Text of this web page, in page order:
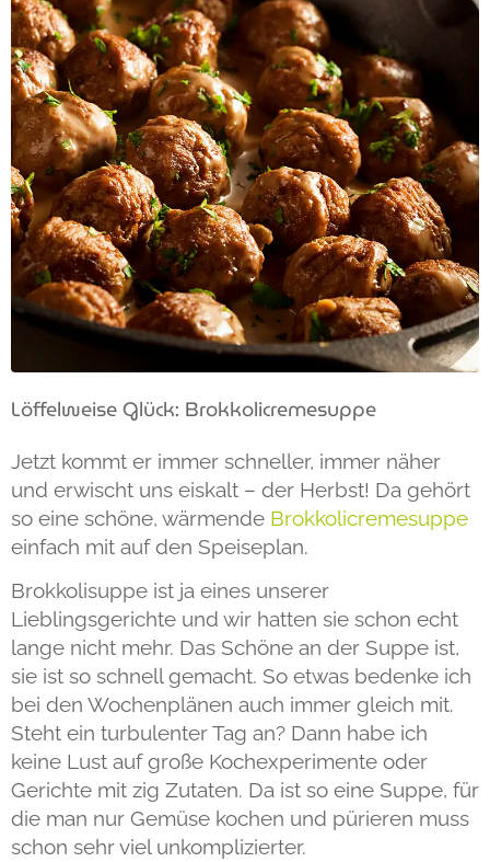
Löffelweise Glück: Brokkolicremesuppe
Jetzt kommt er immer schneller, immer näher
und erwischt uns eiskalt – der Herbst! Da gehört
so eine schöne, wärmende Brokkolicremesuppe
einfach mit auf den Speiseplan.
Brokkolisuppe ist ja eines unserer
Lieblingsgerichte und wir hatten sie schon echt
lange nicht mehr. Das Schöne an der Suppe ist,
sie ist so schnell gemacht. So etwas bedenke ich
bei den Wochenplänen auch immer gleich mit.
Steht ein turbulenter Tag an? Dann habe ich
keine Lust auf große Kochexperimente oder
Gerichte mit zig Zutaten. Da ist so eine Suppe, für
die man nur Gemüse kochen und pürieren muss
schon sehr viel unkomplizierter.